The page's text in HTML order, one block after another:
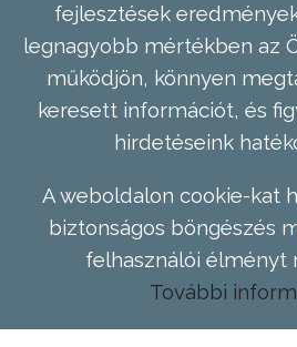
fejlesztések
legnagyobb mértékben az
működjön, könnyen
keresett információt, és
hirdetéseink
A weboldalon cookie-kat
biztonságos böngészés
felhasználói élményt
További